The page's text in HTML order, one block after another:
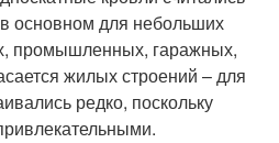
основном для небольших
промышленных, гаражных,
жилых строений – для
редко, поскольку